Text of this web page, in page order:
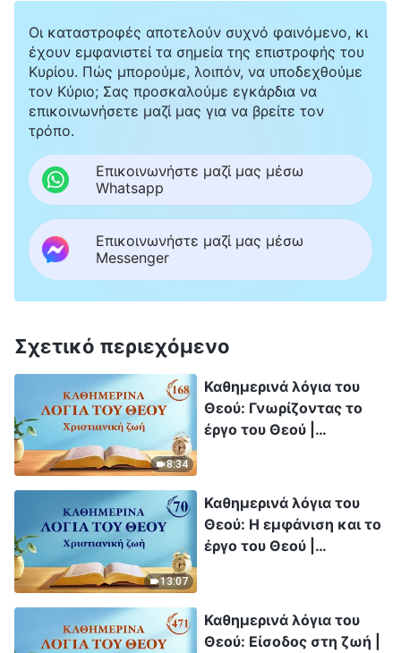
Οι καταστροφές αποτελούν συχνό φαινόμενο, κι
έχουν εμφανιστεί τα σημεία της επιστροφής του
Κυρίου. Πώς μπορούμε, λοιπόν, να υποδεχθούμε
τον Κύριο; Σας προσκαλούμε εγκάρδια να
επικοινωνήσετε μαζί μας για να βρείτε τον
τρόπο.
Επικοινωνήστε μαζί μας μέσω
Whatsapp
Επικοινωνήστε μαζί μας μέσω
Messenger
Σχετικό περιεχόμενο
8:34
Καθημερινά λόγια του
Θεού: Γνωρίζοντας το
έργο του Θεού |
13:07
Καθημερινά λόγια του
Θεού: Η εμφάνιση και το
έργο του Θεού |
Καθημερινά λόγια του
Θεού: Είσοδος στη ζωή |